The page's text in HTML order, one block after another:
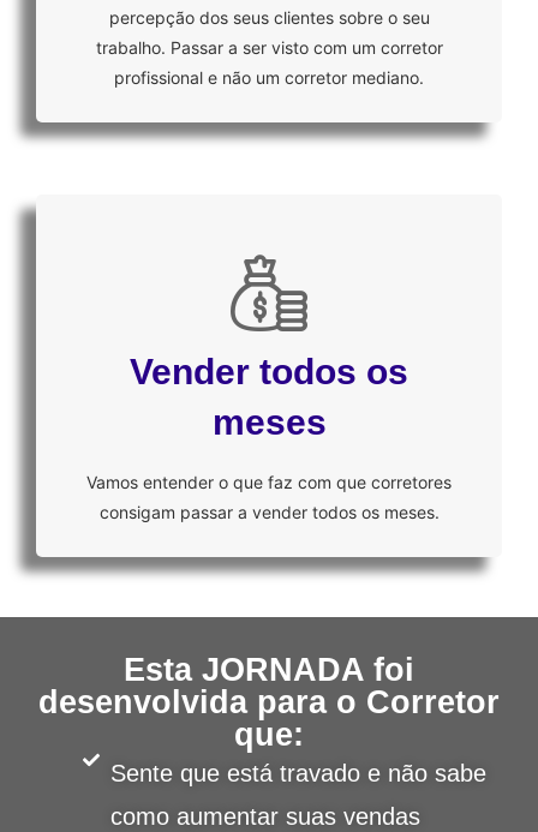
percepção dos seus clientes sobre o seu
trabalho. Passar a ser visto com um corretor
profissional e não um corretor mediano.
Vender todos os
meses
Vamos entender o que faz com que corretores
consigam passar a vender todos os meses.
Esta JORNADA foi
desenvolvida para o Corretor
que:
Sente que está travado e não sabe
como aumentar suas vendas